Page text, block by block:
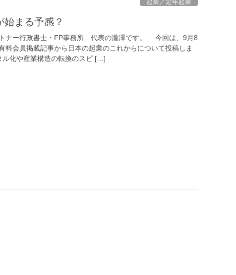
起業／定年起業
まる予感？
ナー行政書士・FP事務所 代表の瀧澤です。 今回は、9月8
料会員掲載記事から日本の起業のこれからについて投稿しま
化や産業構造の転換のスピ […]